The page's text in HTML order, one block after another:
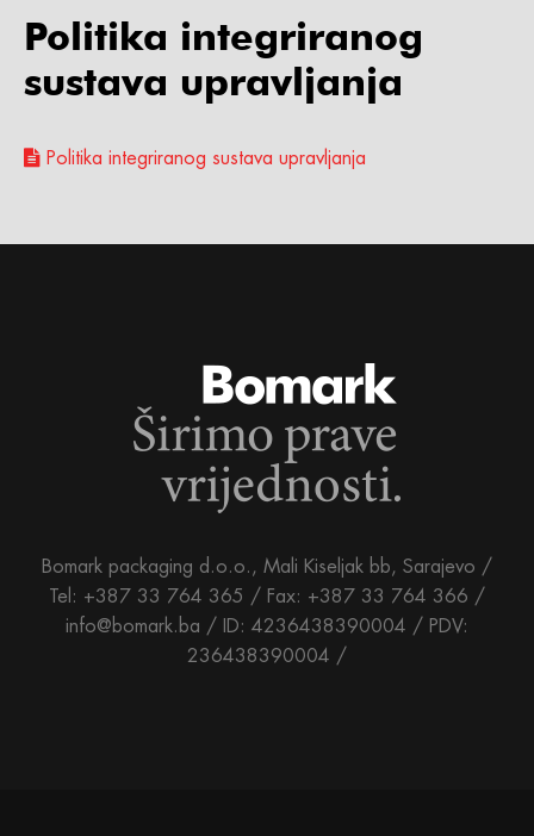
Politika integriranog
sustava upravljanja
Politika integriranog sustava upravljanja
Bomark packaging d.o.o., Mali Kiseljak bb, Sarajevo /
Tel: +387 33 764 365 / Fax: +387 33 764 366 /
info@bomark.ba / ID: 4236438390004 / PDV:
236438390004 /